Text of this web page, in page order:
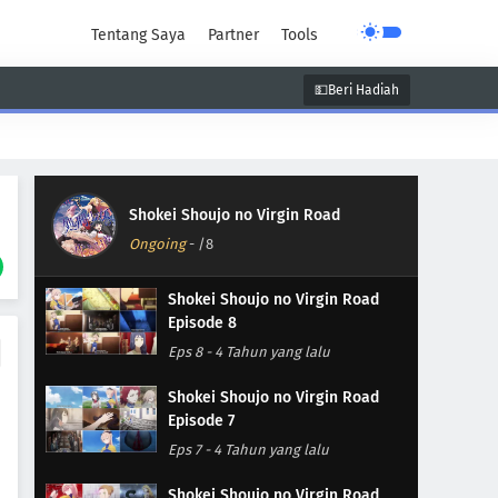
Tentang Saya Partner Tools
💵Beri Hadiah
Shokei Shoujo no Virgin Road
Ongoing- /8
Shokei Shoujo no Virgin Road
Episode 8
Eps 8- 4 Tahun yang lalu
Shokei Shoujo no Virgin Road
Episode 7
Eps 7- 4 Tahun yang lalu